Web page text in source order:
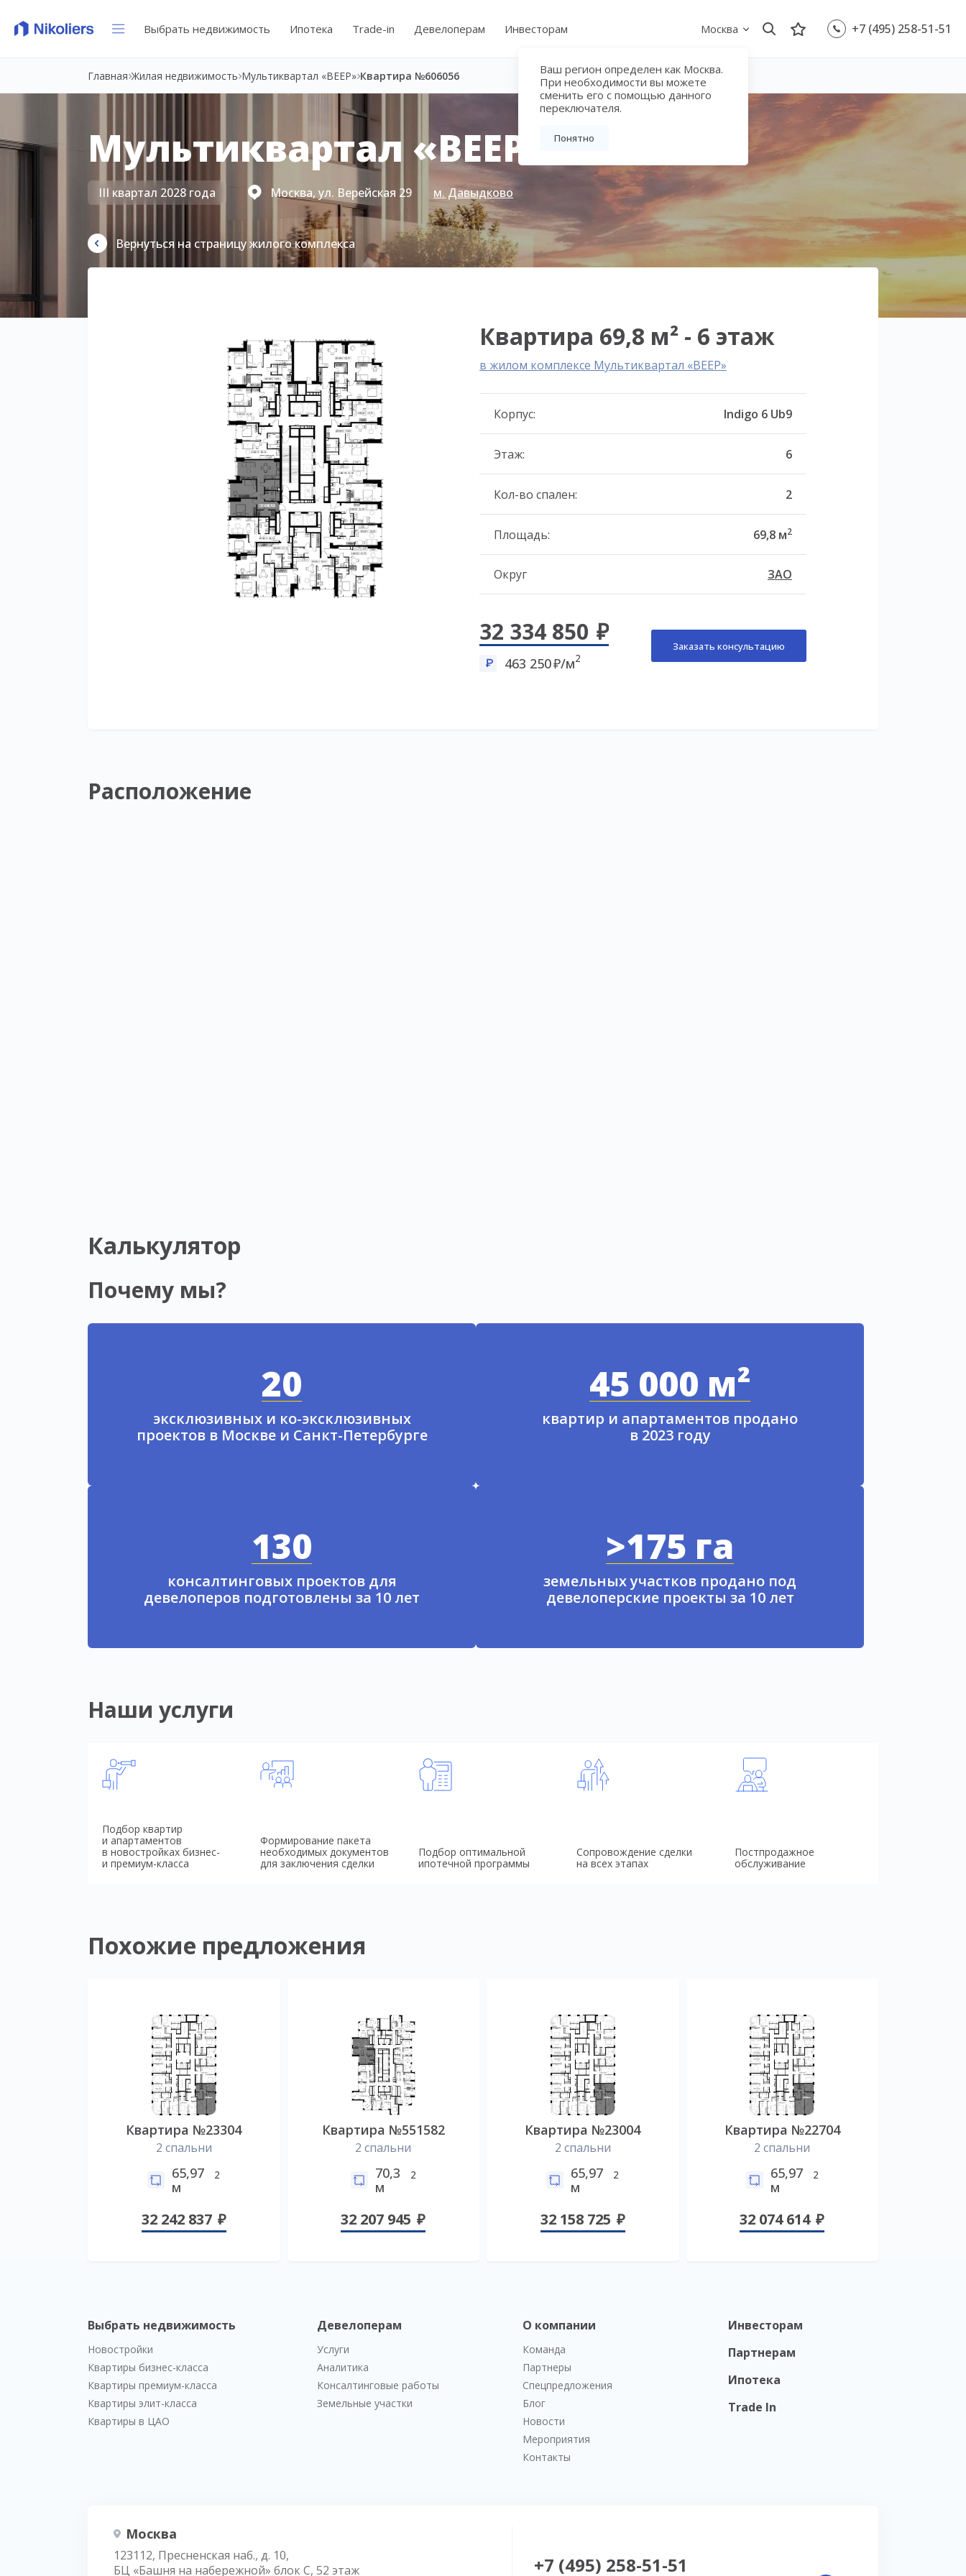
Выбрать недвижимость Ипотека Trade-in Девелоперам Инвесторам Москва
Ваш регион определен как Москва.
При необходимости вы можете
сменить его с помощью данного
переключателя.
Понятно
+7 (495) 258-51-51
Главная Жилая недвижимость Мультиквартал «ВЕЕР» Квартира №606056
Мультиквартал «ВЕЕР»
III квартал 2028 года Москва, ул. Верейская 29 м. Давыдково
Вернуться на страницу жилого комплекса
Квартира 69,8 м² - 6 этаж
в жилом комплексе Мультиквартал «ВЕЕР»
Корпус: Indigo 6 Ub9
Этаж: 6
Кол-во спален: 2
Площадь: 69,8 м2
Округ ЗАО
32 334 850
463 250 /м2
Заказать консультацию
Расположение
Калькулятор
Почему мы?
20
эксклюзивных и ко-эксклюзивных
проектов в Москве и Санкт-Петербурге
45 000 м²
квартир и апартаментов продано
в 2023 году
130
консалтинговых проектов для
девелоперов подготовлены за 10 лет
>175 га
земельных участков продано под
девелоперские проекты за 10 лет
Наши услуги
Подбор квартир
и апартаментов
в новостройках бизнес-
и премиум-класса
Формирование пакета
необходимых документов
для заключения сделки
Подбор оптимальной
ипотечной программы
Сопровождение сделки
на всех этапах
Постпродажное
обслуживание
Похожие предложения
Квартира №23304
2 спальни
65,97
м
2
32 242 837
Квартира №551582
2 спальни
70,3
м
2
32 207 945
Квартира №23004
2 спальни
65,97
м
2
32 158 725
Квартира №22704
2 спальни
65,97
м
2
32 074 614
Выбрать недвижимость
Новостройки
Квартиры бизнес-класса
Квартиры премиум-класса
Квартиры элит-класса
Квартиры в ЦАО
Девелоперам
Услуги
Аналитика
Консалтинговые работы
Земельные участки
О компании
Команда
Партнеры
Спецпредложения
Блог
Новости
Мероприятия
Контакты
Инвесторам
Партнерам
Ипотека
Trade In
Москва
123112, Пресненская наб., д. 10,
БЦ «Башня на набережной» блок С, 52 этаж
+7 (495) 258-51-51